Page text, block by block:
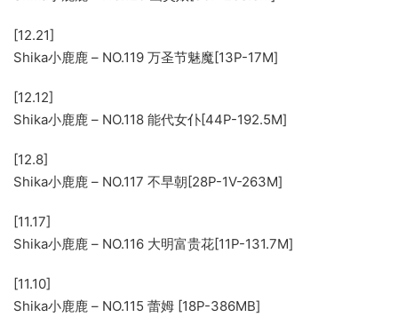
[12.21]
Shika小鹿鹿 – NO.119 万圣节魅魔[13P-17M]
[12.12]
Shika小鹿鹿 – NO.118 能代女仆[44P-192.5M]
[12.8]
Shika小鹿鹿 – NO.117 不早朝[28P-1V-263M]
[11.17]
Shika小鹿鹿 – NO.116 大明富贵花[11P-131.7M]
[11.10]
Shika小鹿鹿 – NO.115 蕾姆 [18P-386MB]